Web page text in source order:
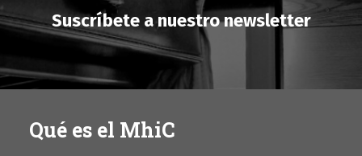
Suscríbete a nuestro newsletter
Qué es el MhiC